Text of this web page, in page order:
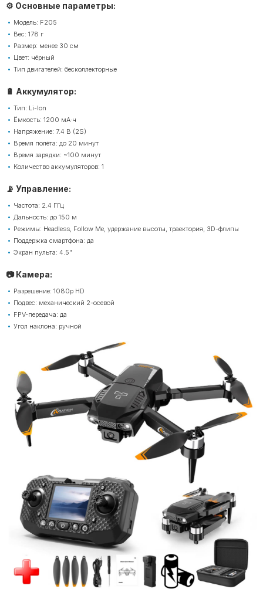
⚙️ Основные параметры:
Модель: F205
Вес: 178 г
Размер: менее 30 см
Цвет: чёрный
Тип двигателей: бесколлекторные
🔋 Аккумулятор:
Тип: Li-Ion
Ёмкость: 1200 мА·ч
Напряжение: 7.4 В (2S)
Время полёта: до 20 минут
Время зарядки: ~100 минут
Количество аккумуляторов: 1
📡 Управление:
Частота: 2.4 ГГц
Дальность: до 150 м
Режимы: Headless, Follow Me, удержание высоты, траектория, 3D-флипы
Поддержка смартфона: да
Экран пульта: 4.5"
📷 Камера:
Разрешение: 1080p HD
Подвес: механический 2-осевой
FPV-передача: да
Угол наклона: ручной